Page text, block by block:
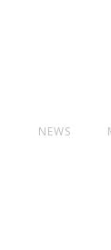
NEWS